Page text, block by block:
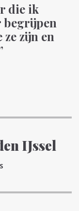
die ik
begrijpen
zijn en
IJssel